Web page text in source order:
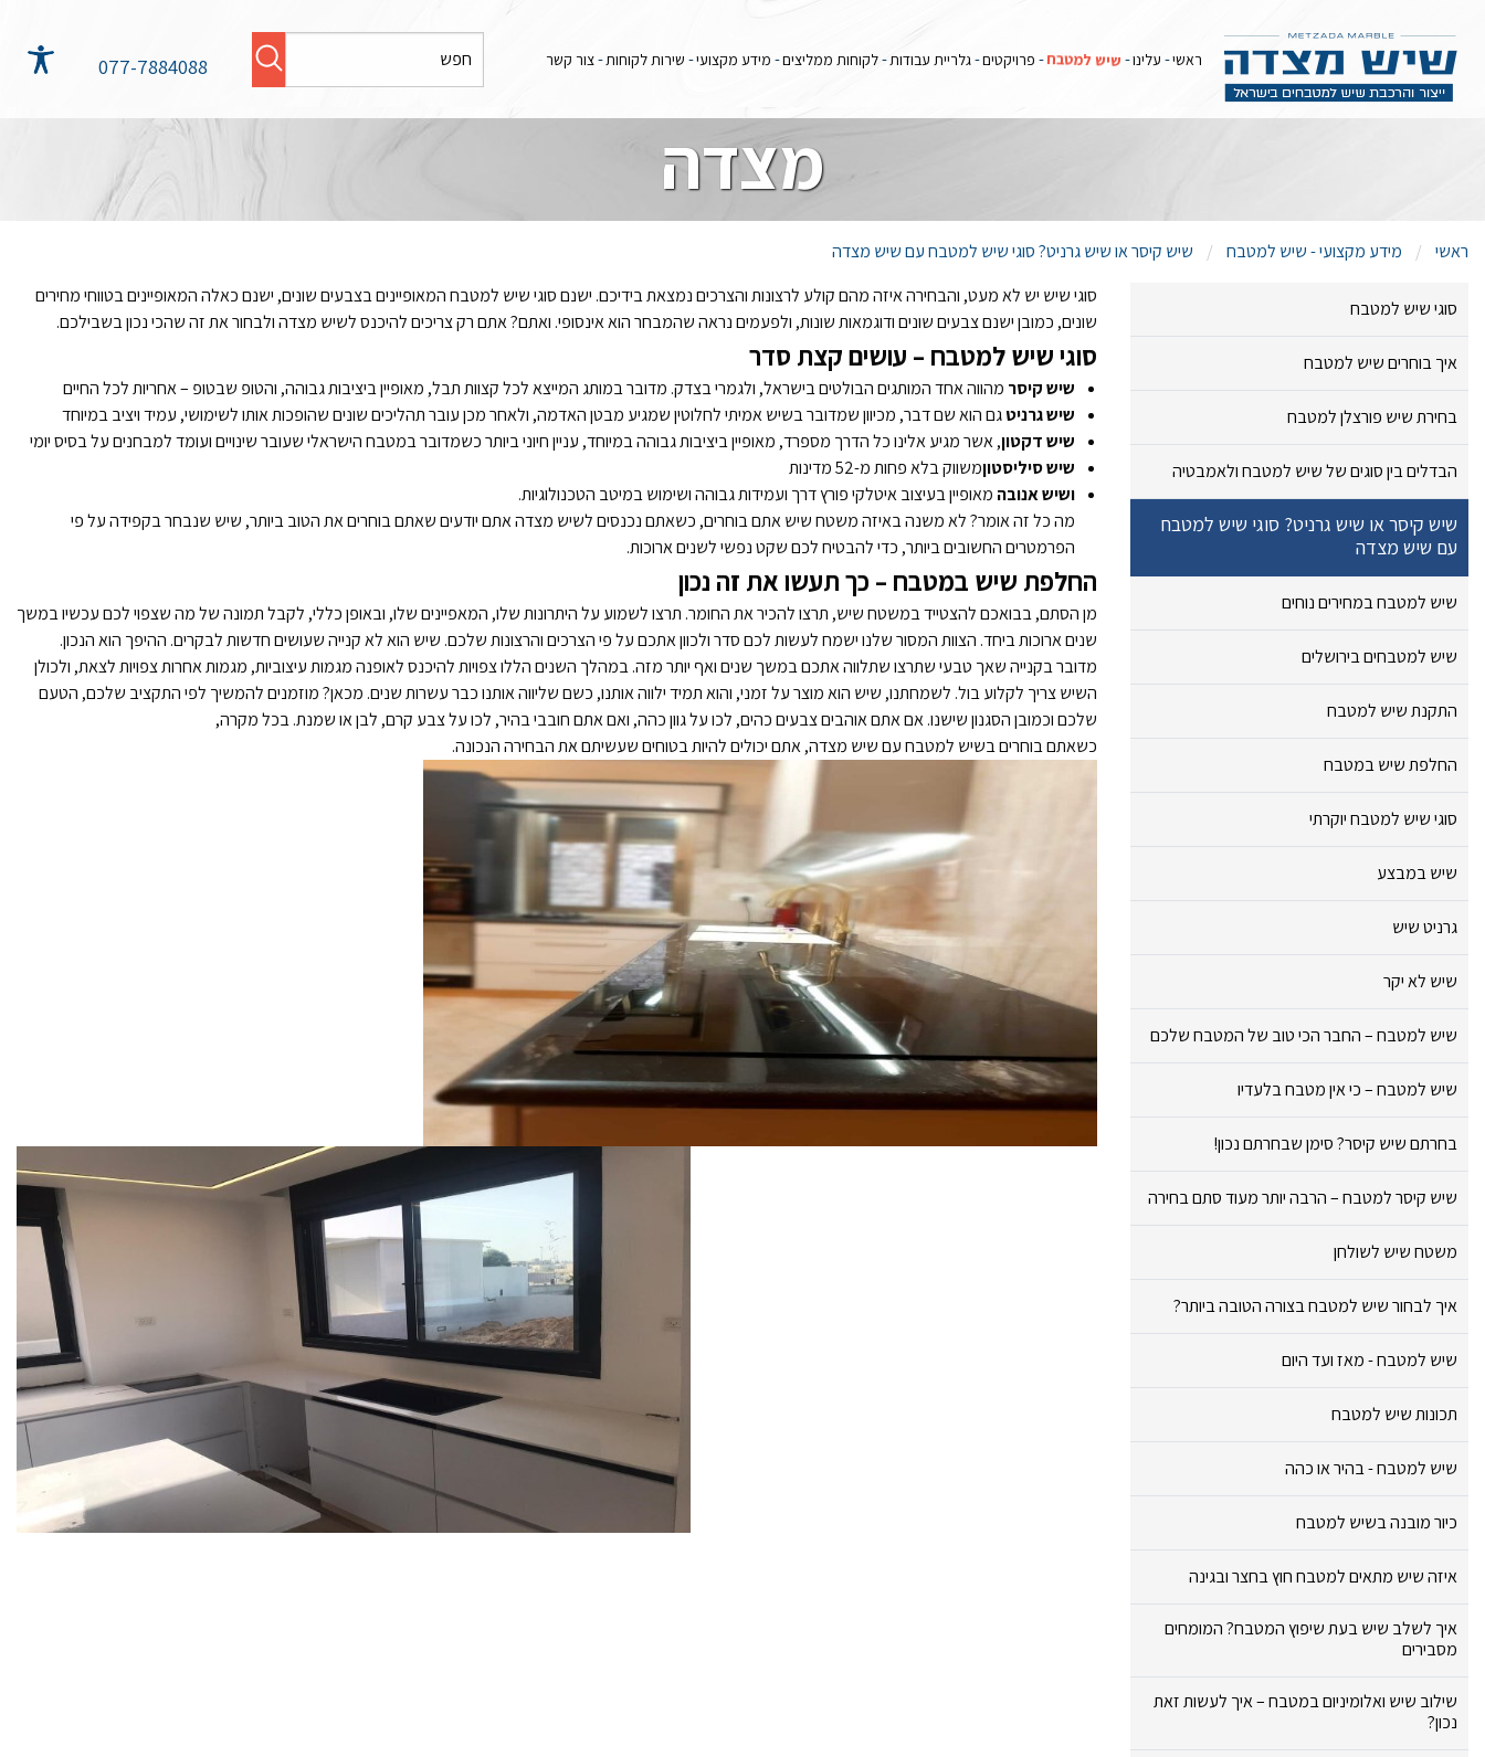
ראשי עלינו שיש למטבח פרויקטים גלריית עבודות לקוחות ממליצים מידע מקצועי שירות לקוחות צור קשר 077-7884088
שיש קיסר או שיש גרניט? סוגי שיש למטבח עם שיש
מצדה
ראשי מידע מקצועי - שיש למטבח שיש קיסר או שיש גרניט? סוגי שיש למטבח עם שיש מצדה
סוגי שיש למטבח
איך בוחרים שיש למטבח
בחירת שיש פורצלן למטבח
הבדלים בין סוגים של שיש למטבח ולאמבטיה
שיש קיסר או שיש גרניט? סוגי שיש למטבח
עם שיש מצדה
שיש למטבח במחירים נוחים
שיש למטבחים בירושלים
התקנת שיש למטבח
החלפת שיש במטבח
סוגי שיש למטבח יוקרתי
שיש במבצע
גרניט שיש
שיש לא יקר
שיש למטבח – החבר הכי טוב של המטבח שלכם
שיש למטבח – כי אין מטבח בלעדיו
בחרתם שיש קיסר? סימן שבחרתם נכון!
שיש קיסר למטבח – הרבה יותר מעוד סתם בחירה
משטח שיש לשולחן
איך לבחור שיש למטבח בצורה הטובה ביותר?
שיש למטבח - מאז ועד היום
תכונות שיש למטבח
שיש למטבח - בהיר או כהה
כיור מובנה בשיש למטבח
איזה שיש מתאים למטבח חוץ בחצר ובגינה
איך לשלב שיש בעת שיפוץ המטבח? המומחים
מסבירים
שילוב שיש ואלומיניום במטבח – איך לעשות זאת
נכון?
סוגי שיש יש לא מעט, והבחירה איזה מהם קולע לרצונות והצרכים נמצאת בידיכם. ישנם סוגי שיש למטבח המאופיינים בצבעים שונים, ישנם כאלה המאופיינים בטווחי מחירים
שונים, כמובן ישנם צבעים שונים ודוגמאות שונות, ולפעמים נראה שהמבחר הוא אינסופי. ואתם? אתם רק צריכים להיכנס לשיש מצדה ולבחור את זה שהכי נכון בשבילכם.
סוגי שיש למטבח – עושים קצת סדר
שיש קיסר מהווה אחד המותגים הבולטים בישראל, ולגמרי בצדק. מדובר במותג המייצא לכל קצוות תבל, מאופיין ביציבות גבוהה, והטופ שבטופ – אחריות לכל החיים
שיש גרניטגם הוא שם דבר, מכיוון שמדובר בשיש אמיתי לחלוטין שמגיע מבטן האדמה, ולאחר מכן עובר תהליכים שונים שהופכות אותו לשימושי, עמיד ויציב במיוחד
שיש דקטון, אשר מגיע אלינו כל הדרך מספרד, מאופיין ביציבות גבוהה במיוחד, עניין חיוני ביותר כשמדובר במטבח הישראלי שעובר שינויים ועומד למבחנים על בסיס יומי
שיש סיליסטוןמשווק בלא פחות מ-52 מדינות
ושיש אנובה מאופיין בעיצוב איטלקי פורץ דרך ועמידות גבוהה ושימוש במיטב הטכנולוגיות.
מה כל זה אומר? לא משנה באיזה משטח שיש אתם בוחרים, כשאתם נכנסים לשיש מצדה אתם יודעים שאתם בוחרים את הטוב ביותר, שיש שנבחר בקפידה על פי
הפרמטרים החשובים ביותר, כדי להבטיח לכם שקט נפשי לשנים ארוכות.
החלפת שיש במטבח – כך תעשו את זה נכון
מן הסתם, בבואכם להצטייד במשטח שיש, תרצו להכיר את החומר. תרצו לשמוע על היתרונות שלו, המאפיינים שלו, ובאופן כללי, לקבל תמונה של מה שצפוי לכם עכשיו במשך
שנים ארוכות ביחד. הצוות המסור שלנו ישמח לעשות לכם סדר ולכוון אתכם על פי הצרכים והרצונות שלכם. שיש הוא לא קנייה שעושים חדשות לבקרים. ההיפך הוא הנכון.
מדובר בקנייה שאך טבעי שתרצו שתלווה אתכם במשך שנים ואף יותר מזה. במהלך השנים הללו צפויות להיכנס לאופנה מגמות עיצוביות, מגמות אחרות צפויות לצאת, ולכולן
השיש צריך לקלוע בול. לשמחתנו, שיש הוא מוצר על זמני, והוא תמיד ילווה אותנו, כשם שליווה אותנו כבר עשרות שנים. מכאן? מוזמנים להמשיך לפי התקציב שלכם, הטעם
שלכם וכמובן הסגנון שישנו. אם אתם אוהבים צבעים כהים, לכו על גוון כהה, ואם אתם חובבי בהיר, לכו על צבע קרם, לבן או שמנת. בכל מקרה,
כשאתם בוחרים בשיש למטבח עם שיש מצדה, אתם יכולים להיות בטוחים שעשיתם את הבחירה הנכונה.